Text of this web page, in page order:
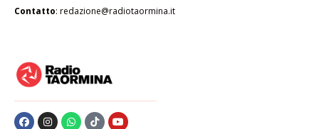
Contatto: redazione@radiotaormina.it